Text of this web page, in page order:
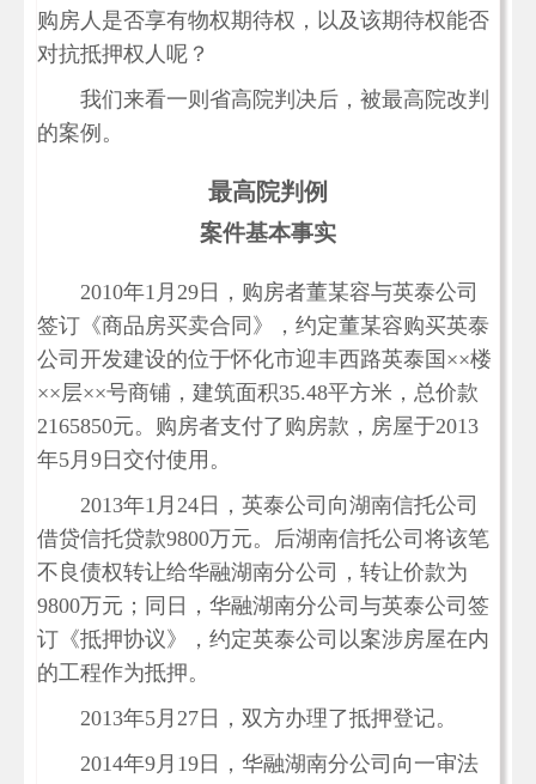
购房人是否享有物权期待权，以及该期待权能否
对抗抵押权人呢？
我们来看一则省高院判决后，被最高院改判
的案例。
最高院判例
案件基本事实
2010年1月29日，购房者董某容与英泰公司
签订《商品房买卖合同》，约定董某容购买英泰
公司开发建设的位于怀化市迎丰西路英泰国××楼
××层××号商铺，建筑面积35.48平方米，总价款
2165850元。购房者支付了购房款，房屋于2013
年5月9日交付使用。
2013年1月24日，英泰公司向湖南信托公司
借贷信托贷款9800万元。后湖南信托公司将该笔
不良债权转让给华融湖南分公司，转让价款为
9800万元；同日，华融湖南分公司与英泰公司签
订《抵押协议》，约定英泰公司以案涉房屋在内
的工程作为抵押。
2013年5月27日，双方办理了抵押登记。
2014年9月19日，华融湖南分公司向一审法